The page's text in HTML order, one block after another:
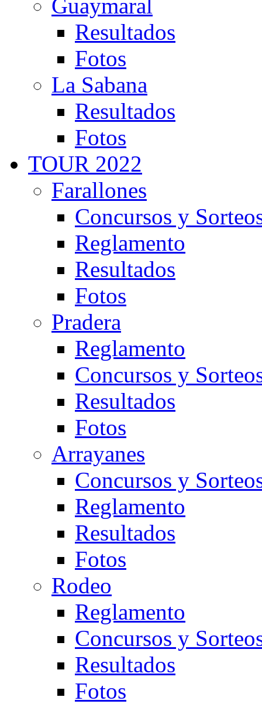
Guaymaral
Resultados
Fotos
La Sabana
Resultados
Fotos
TOUR 2022
Farallones
Concursos y
Reglamento
Resultados
Fotos
Pradera
Reglamento
Concursos y
Resultados
Fotos
Arrayanes
Concursos y
Reglamento
Resultados
Fotos
Rodeo
Reglamento
Concursos y
Resultados
Fotos